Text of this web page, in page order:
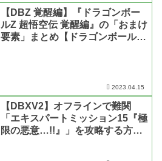
【DBZ 覚醒編】『ドラゴンボー
ルZ 超悟空伝 覚醒編』の「おまけ
要素」まとめ【ドラゴンボールZ
2023.04.15
【DBXV2】オフラインで難関
「エキスパートミッション15『極
限の悪意…!!』」を攻略する方法